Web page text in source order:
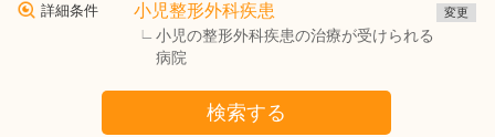
詳細条件 小児整形外科疾患
小児の整形外科疾患の治療が受けられる
病院
変更
検索する